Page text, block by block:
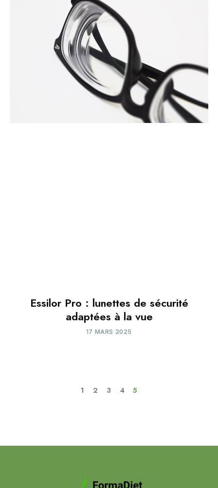
Essilor Pro : lunettes de sécurité
adaptées à la vue
17 MARS 2025
1 2 3 4 5